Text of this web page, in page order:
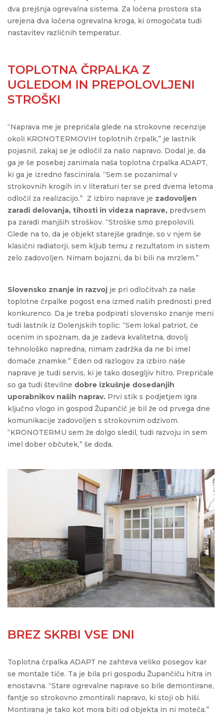
dva prejšnja ogrevalna sistema. Za ločena prostora sta
urejena dva ločena ogrevalna kroga, ki omogočata tudi
nastavitev različnih temperatur.
TOPLOTNA ČRPALKA Z
UGLEDOM IN PREPOLOVLJENI
STROŠKI
“Naprava me je prepričala glede na strokovne recenzije
okoli KRONOTERMOVIH toplotnih črpalk,” je lastnik
pojasnil, zakaj se je odločil za našo napravo. Dodal je, da
ga je še posebej zanimala naša toplotna črpalka ADAPT,
ki ga je izredno fascinirala. “Sem se pozanimal v
strokovnih krogih in v literaturi ter se pred dvema letoma
odločil za realizacijo.” Z izbiro naprave je zadovoljen
zaradi delovanja, tihosti in videza naprave, predvsem
pa zaradi manjših stroškov. “Stroške smo prepolovili.
Glede na to, da je objekt starejše gradnje, so v njem še
klasični radiatorji, sem kljub temu z rezultatom in sistem
zelo zadovoljen. Nimam bojazni, da bi bili na mrzlem.”
Slovensko znanje in razvoj je pri odločitvah za naše
toplotne črpalke pogost ena izmed naših prednosti pred
konkurenco. Da je treba podpirati slovensko znanje meni
tudi lastnik iz Dolenjskih toplic: “Sem lokal patriot, če
ocenim in spoznam, da je zadeva kvalitetna, dovolj
tehnološko napredna, nimam zadržka da ne bi imel
domače znamke.” Eden od razlogov za izbiro naše
naprave je tudi servis, ki je tako dosegljiv hitro. Prepričale
so ga tudi številne dobre izkušnje dosedanjih
uporabnikov naših naprav. Prvi stik s podjetjem igra
ključno vlogo in gospod Župančič je bil že od prvega dne
komunikacije zadovoljen s strokovnim odzivom.
“KRONOTERMU sem že dolgo sledil, tudi razvoju in sem
imel dober občutek,” še doda.
BREZ SKRBI VSE DNI
Toplotna črpalka ADAPT ne zahteva veliko posegov kar
se montaže tiče. Ta je bila pri gospodu Župančiču hitra in
enostavna. “Stare ogrevalne naprave so bile demontirane,
fantje so strokovno zmontirali napravo, ki stoji ob hiši.
Montirana je tako kot mora biti od objekta in ni moteča.”